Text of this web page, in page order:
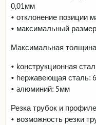
0,01мм
• отклонение позиции
• максимальный
Максимальная
• kонструкционная
• hержавеющая сталь:
• aлюминий: 5мм
Резка трубок и
• возможность резки